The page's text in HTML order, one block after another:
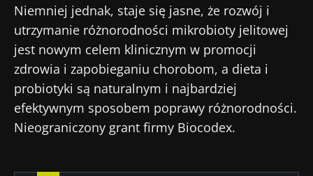
Niemniej jednak, staje się jasne, że rozwój i
utrzymanie różnorodności mikrobioty jelitowej
jest nowym celem klinicznym w promocji
zdrowia i zapobieganiu chorobom, a dieta i
probiotyki są naturalnym i najbardziej
efektywnym sposobem poprawy różnorodności.
Nieograniczony grant firmy Biocodex.